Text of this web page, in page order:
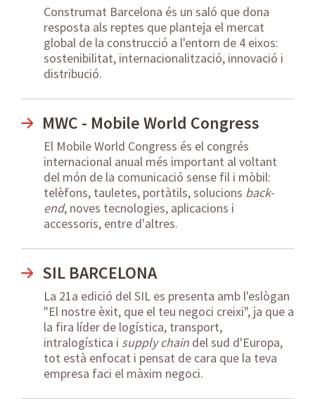
Construmat Barcelona és un saló que dona
resposta als reptes que planteja el mercat
global de la construcció a l'entorn de 4 eixos:
sostenibilitat, internacionalització, innovació i
distribució.
MWC - Mobile World Congress
El Mobile World Congress és el congrés
internacional anual més important al voltant
del món de la comunicació sense fil i mòbil:
telèfons, tauletes, portàtils, solucions back-
end, noves tecnologies, aplicacions i
accessoris, entre d'altres.
SIL BARCELONA
La 21a edició del SIL es presenta amb l'eslògan
"El nostre èxit, que el teu negoci creixi", ja que a
la fira líder de logística, transport,
intralogística i supply chain del sud d'Europa,
tot està enfocat i pensat de cara que la teva
empresa faci el màxim negoci.